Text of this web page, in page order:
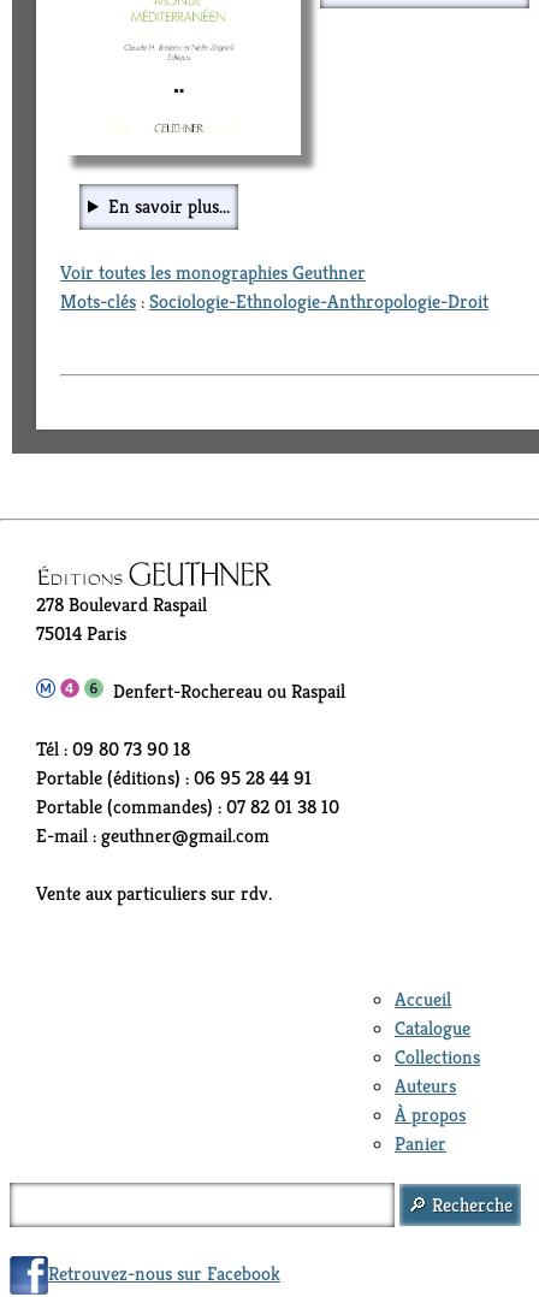
En savoir plus...
Voir toutes les monographies Geuthner
Mots-clés:Sociologie-Ethnologie-Anthropologie-Droit
278 Boulevard Raspail
75014 Paris
Denfert-Rochereau ou Raspail
Tél : 09 80 73 90 18
Portable (éditions) : 06 95 28 44 91
Portable (commandes) : 07 82 01 38 10
E-mail : geuthner@gmail.com
Vente aux particuliers sur rdv.
Accueil
Catalogue
Collections
Auteurs
À propos
Panier
Retrouvez-nous sur Facebook